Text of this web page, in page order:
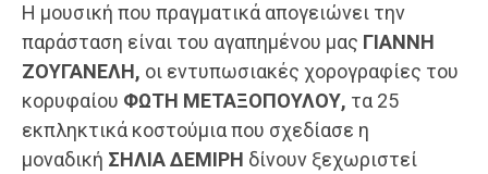
Η μουσική που πραγματικά απογειώνει την
παράσταση είναι του αγαπημένου μας ΓΙΑΝΝΗ
ΖΟΥΓΑΝΕΛΗ, οι εντυπωσιακές χορογραφίες του
κορυφαίου ΦΩΤΗ ΜΕΤΑΞΟΠΟΥΛΟΥ, τα 25
εκπληκτικά κοστούμια που σχεδίασε η
μοναδική ΣΗΛΙΑ ΔΕΜΙΡΗ δίνουν ξεχωριστεί